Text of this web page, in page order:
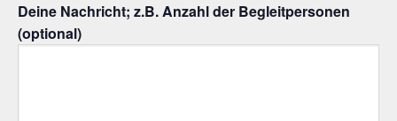
Deine Nachricht; z.B. Anzahl der Begleitpersonen
(optional)